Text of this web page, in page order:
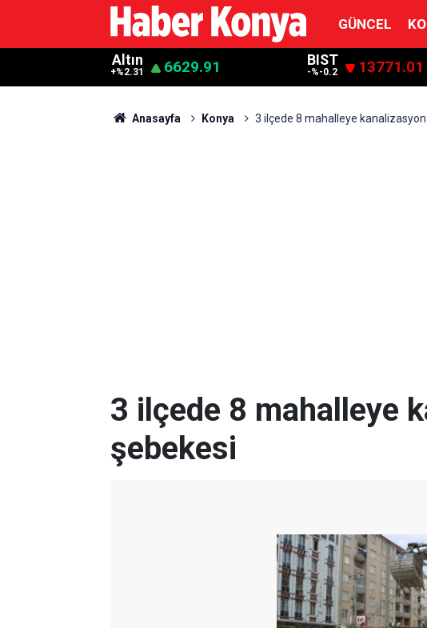
GÜNCEL
Altın
+%2.31 6629.91 BIST
-%-0.2 13771.01
Anasayfa Konya 3 ilçede 8 mahalleye
3 ilçede 8 mahalleye
şebekesi